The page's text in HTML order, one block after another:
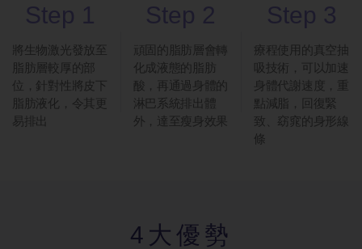
Step 1
將生物激光發放至
脂肪層較厚的部
位，針對性將皮下
脂肪液化，令其更
易排出
Step 2
頑固的脂肪層會轉
化成液態的脂肪
酸，再通過身體的
淋巴系統排出體
外，達至瘦身效果
Step 3
療程使用的真空抽
吸技術，可以加速
身體代謝速度，重
點減脂，回復緊
致、窈窕的身形線
條
4大優勢